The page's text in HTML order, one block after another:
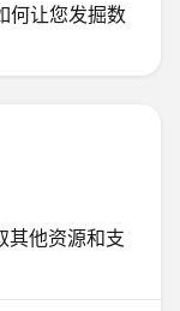
何让您发掘数
其他资源和支